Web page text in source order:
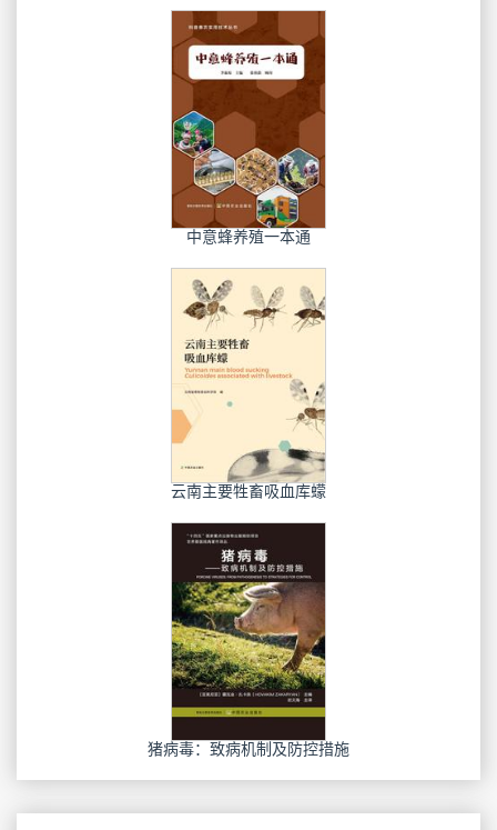
中意蜂养殖一本通
云南主要牲畜吸血库蠓
猪病毒：致病机制及防控措施